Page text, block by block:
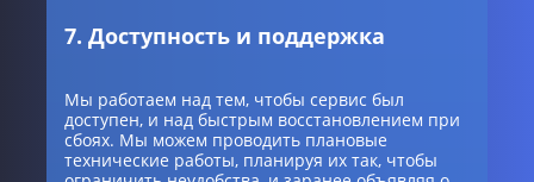
7. Доступность и поддержка
Мы работаем над тем, чтобы сервис был
доступен, и над быстрым восстановлением при
сбоях. Мы можем проводить плановые
технические работы, планируя их так, чтобы